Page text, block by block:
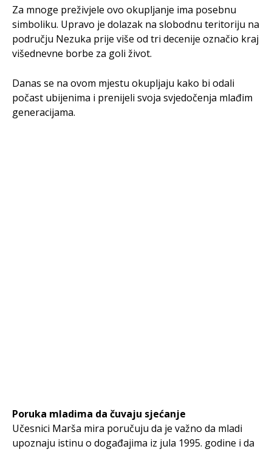
Za mnoge preživjele ovo okupljanje ima posebnu
simboliku. Upravo je dolazak na slobodnu teritoriju na
području Nezuka prije više od tri decenije označio kraj
višednevne borbe za goli život.
Danas se na ovom mjestu okupljaju kako bi odali
počast ubijenima i prenijeli svoja svjedočenja mlađim
generacijama.
Poruka mladima da čuvaju sjećanje
Učesnici Marša mira poručuju da je važno da mladi
upoznaju istinu o događajima iz jula 1995. godine i da